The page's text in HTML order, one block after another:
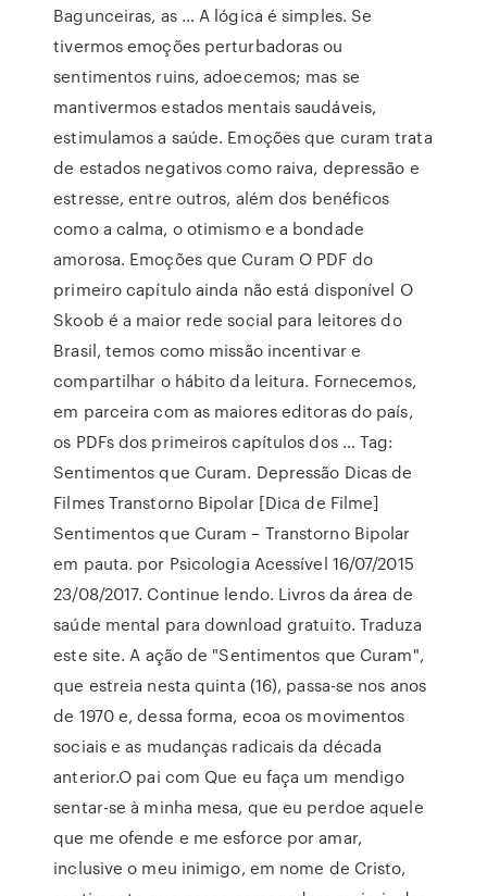
Bagunceiras, as … A lógica é simples. Se
tivermos emoções perturbadoras ou
sentimentos ruins, adoecemos; mas se
mantivermos estados mentais saudáveis,
estimulamos a saúde. Emoções que curam trata
de estados negativos como raiva, depressão e
estresse, entre outros, além dos benéficos
como a calma, o otimismo e a bondade
amorosa. Emoções que Curam O PDF do
primeiro capítulo ainda não está disponível O
Skoob é a maior rede social para leitores do
Brasil, temos como missão incentivar e
compartilhar o hábito da leitura. Fornecemos,
em parceira com as maiores editoras do país,
os PDFs dos primeiros capítulos dos … Tag:
Sentimentos que Curam. Depressão Dicas de
Filmes Transtorno Bipolar [Dica de Filme]
Sentimentos que Curam – Transtorno Bipolar
em pauta. por Psicologia Acessível 16/07/2015
23/08/2017. Continue lendo. Livros da área de
saúde mental para download gratuito. Traduza
este site. A ação de "Sentimentos que Curam",
que estreia nesta quinta (16), passa-se nos anos
de 1970 e, dessa forma, ecoa os movimentos
sociais e as mudanças radicais da década
anterior.O pai com Que eu faça um mendigo
sentar-se à minha mesa, que eu perdoe aquele
que me ofende e me esforce por amar,
inclusive o meu inimigo, em nome de Cristo,